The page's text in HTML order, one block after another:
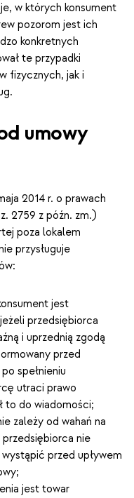
w których konsument
pozorom jest ich
konkretnych
te przypadki
fizycznych, jak i
umowy
2014 r. o prawach
2759 z późn. zm.)
poza lokalem
przysługuje
jest
przedsiębiorca
i uprzednią zgodą
przed
spełnieniu
utraci prawo
to do wiadomości;
zależy od wahań na
nie
przed upływem
jest towar